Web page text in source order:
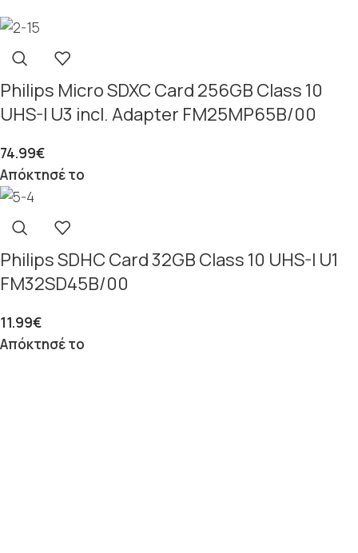
Philips Micro SDXC Card 256GB Class 10
UHS-I U3 incl. Adapter FM25MP65B/00
74.99€
Απόκτησέ το
Philips SDHC Card 32GB Class 10 UHS-I U1
FM32SD45B/00
11.99€
Απόκτησέ το